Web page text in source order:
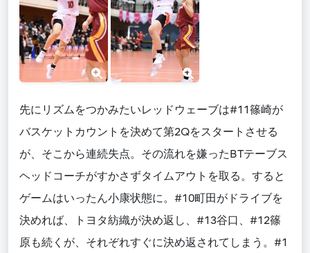
先にリズムをつかみたいレッドウェーブは#11篠崎が
バスケットカウントを決めて第2Qをスタートさせる
が、そこから連続失点。その流れを嫌ったBTテーブス
ヘッドコーチがすかさずタイムアウトを取る。すると
ゲームはいったん小康状態に。#10町田がドライブを
決めれば、トヨタ紡織が決め返し、#13谷口、#12篠
原も続くが、それぞれすぐに決め返されてしまう。#1